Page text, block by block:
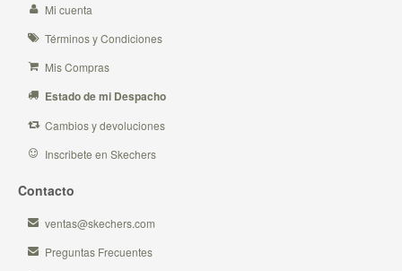
Mi cuenta
Términos y Condiciones
Mis Compras
Estado de mi Despacho
Cambios y devoluciones
Inscribete en Skechers
Contacto
ventas@skechers.com
Preguntas Frecuentes